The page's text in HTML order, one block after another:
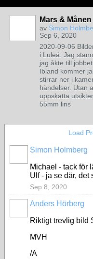
Mars & Månen
av Simon
Sep 6, 2020
2020-09-06
i Luleå. Jag
jag åkte till
Ibland kommer
stirrar ner i
händelser. Utan
uppskatta
55mm lins
Load
Simon Holmberg
Michael - tack för
Ulf - ja se där, det
Sep 8, 2020
Anders Hörberg
Riktigt trevlig bild
MVH
/A